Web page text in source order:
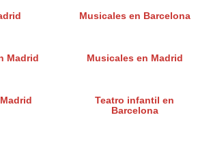
Musicales en Barcelona
Madrid Musicales en Madrid
Teatro infantil en
Barcelona